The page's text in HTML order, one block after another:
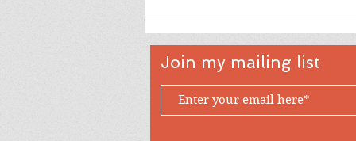
က ဘာလဲ?
Join my mailing list